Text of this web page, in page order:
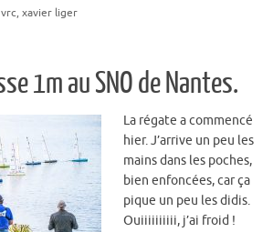
vrc, xavier liger
1m au SNO de Nantes.
La régate a commencé
hier. J’arrive un peu les
mains dans les poches,
bien enfoncées, car ça
pique un peu les didis.
Ouiiiiiiiiii, j’ai froid !